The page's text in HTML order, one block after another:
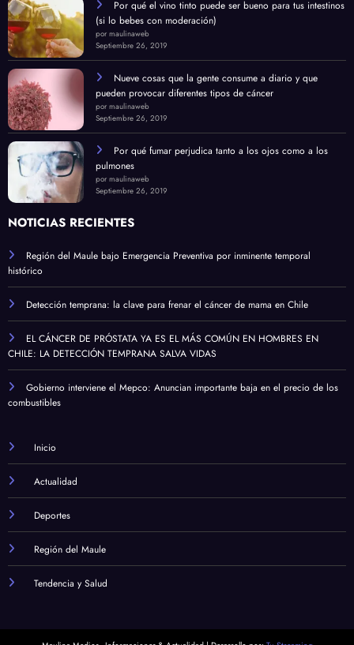
Por qué el vino tinto puede ser bueno para tus intestinos
(si lo bebes con moderación)
por maulinaweb
Septiembre 26, 2019
Nueve cosas que la gente consume a diario y que
pueden provocar diferentes tipos de cáncer
por maulinaweb
Septiembre 26, 2019
Por qué fumar perjudica tanto a los ojos como a los
pulmones
por maulinaweb
Septiembre 26, 2019
NOTICIAS RECIENTES
Región del Maule bajo Emergencia Preventiva por inminente temporal
histórico
Detección temprana: la clave para frenar el cáncer de mama en Chile
EL CÁNCER DE PRÓSTATA YA ES EL MÁS COMÚN EN HOMBRES EN
CHILE: LA DETECCIÓN TEMPRANA SALVA VIDAS
Gobierno interviene el Mepco: Anuncian importante baja en el precio de los
combustibles
Inicio
Actualidad
Deportes
Región del Maule
Tendencia y Salud